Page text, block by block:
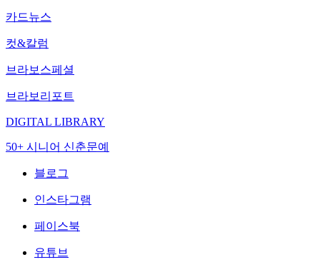
카드뉴스
컷&칼럼
브라보스페셜
브라보리포트
DIGITAL LIBRARY
50+ 시니어 신춘문예
블로그
인스타그램
페이스북
유튜브